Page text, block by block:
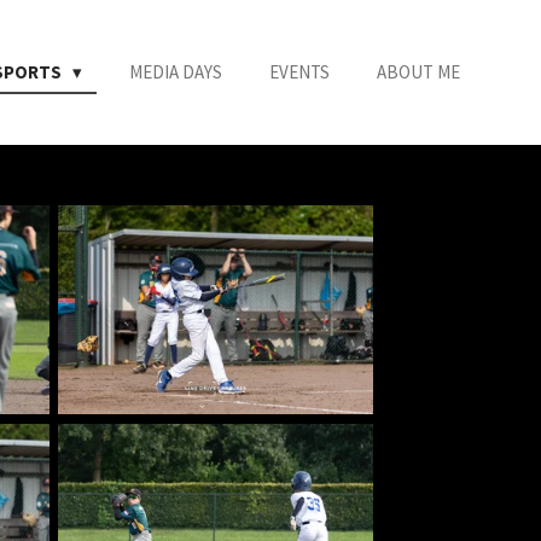
MEDIA DAYS EVENTS ABOUT ME